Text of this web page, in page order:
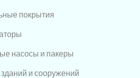
покрытия
насосы и пакеры
и сооружений